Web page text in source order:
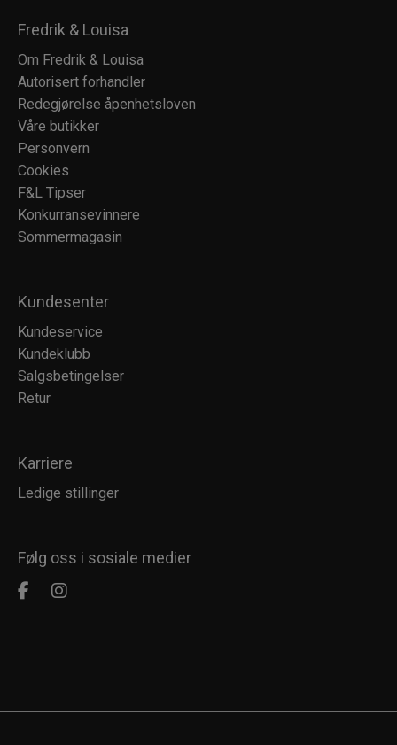
Fredrik & Louisa
Om Fredrik & Louisa
Autorisert forhandler
Redegjørelse åpenhetsloven
Våre butikker
Personvern
Cookies
F&L Tipser
Konkurransevinnere
Sommermagasin
Kundesenter
Kundeservice
Kundeklubb
Salgsbetingelser
Retur
Karriere
Ledige stillinger
Følg oss i sosiale medier